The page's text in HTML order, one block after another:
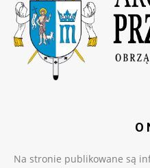
O
Na stronie publikowane są